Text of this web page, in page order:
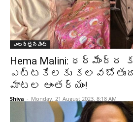
ఎంటర్టైన్మెంట్
Hema Malini: ధర్మేంద్ర
ఎట్టకేలకు
మాటల ఆంతర్యం!
Shiva - Monday, 21 August 2023, 8:18 AM